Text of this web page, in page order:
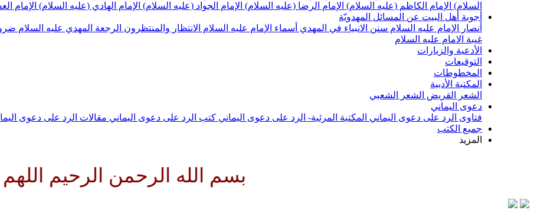
السلام) الإمام الكاظم (عليه السلام) الإمام الرضا (عليه السلام) الإمام الجواد (عليه السلام) الإمام الهادي (عليه السلام) الإمام
أجوبة أهل البيت عن المسائل المهدويّة
أنصار الإمام عليه السلام سنن الانبياء في المهدي أسماء الإمام عليه السلام الانتظار والمنتظرون الرجعة المهدي عليه السلام
غيبة الامام عليه السلام
الأدعية والزيارات
التوقيعات
المخطوطات
المكتبة الأدبية
الشعر القريض الشعر الشعبي
دعوى اليماني
فتاوى الرد على دعوى اليماني المكتبة المرئية- الرد على دعوى اليماني كتب الرد على دعوى اليماني مقالات الرد على دعوى
جميع الكتب
المزيد
بسم الله الرحمن الرحيم اللهم كن